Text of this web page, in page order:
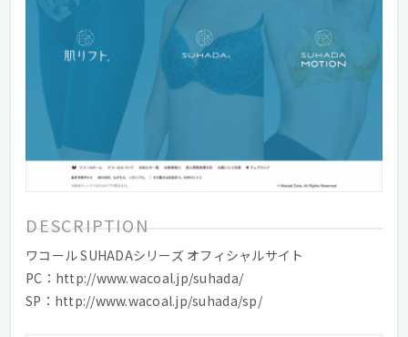
DESCRIPTION
ワコール SUHADAシリーズ オフィシャルサイト
PC：http://www.wacoal.jp/suhada/
SP：http://www.wacoal.jp/suhada/sp/